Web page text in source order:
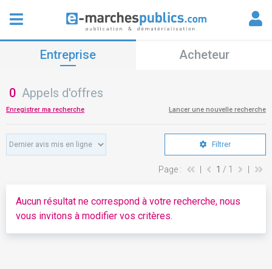
Entreprise Acheteur
0 Appels d'offres
Enregistrer ma recherche Lancer une nouvelle recherche
Filtrer
Page : 1 / 1
Aucun résultat ne correspond à votre recherche, nous
vous invitons à modifier vos critères.